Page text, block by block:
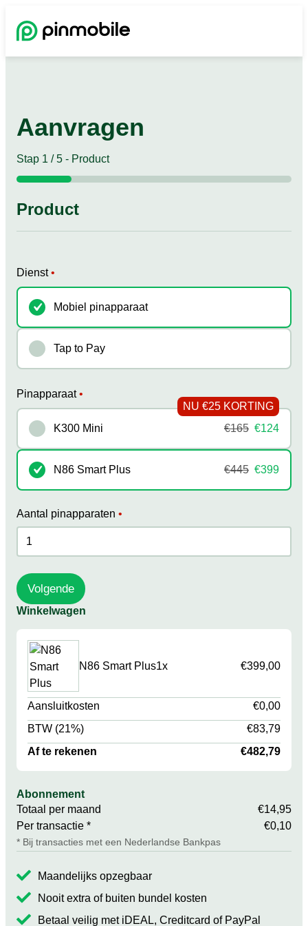
Aanvragen
Stap 1 /5 - Product
20%
Product
Dienst •
Mobiel pinapparaat
Tap to Pay
Pinapparaat •
K300 Mini €165 €124
N86 Smart Plus €445 €399
Aantal pinapparaten •
Volgende
Winkelwagen
N86 Smart Plus1x €399,00
Aansluitkosten
€0,00
BTW (21%)
€83,79
Af te rekenen
€482,79
Abonnement
Totaal per maand
€14,95
Per transactie *
€0,10
* Bij transacties met een Nederlandse Bankpas
Maandelijks opzegbaar
Nooit extra of buiten bundel kosten
Betaal veilig met iDEAL, Creditcard of PayPal